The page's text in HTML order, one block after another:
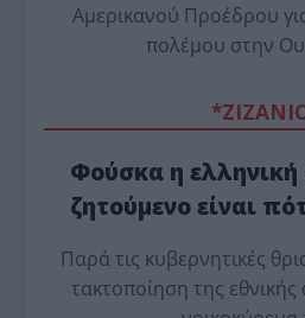
Αμερικανού Προέδρου
πολέμου στην
Φούσκα η ελληνική
ζητούμενο είναι
Παρά τις κυβερνητικές
τακτοποίηση της εθνικής